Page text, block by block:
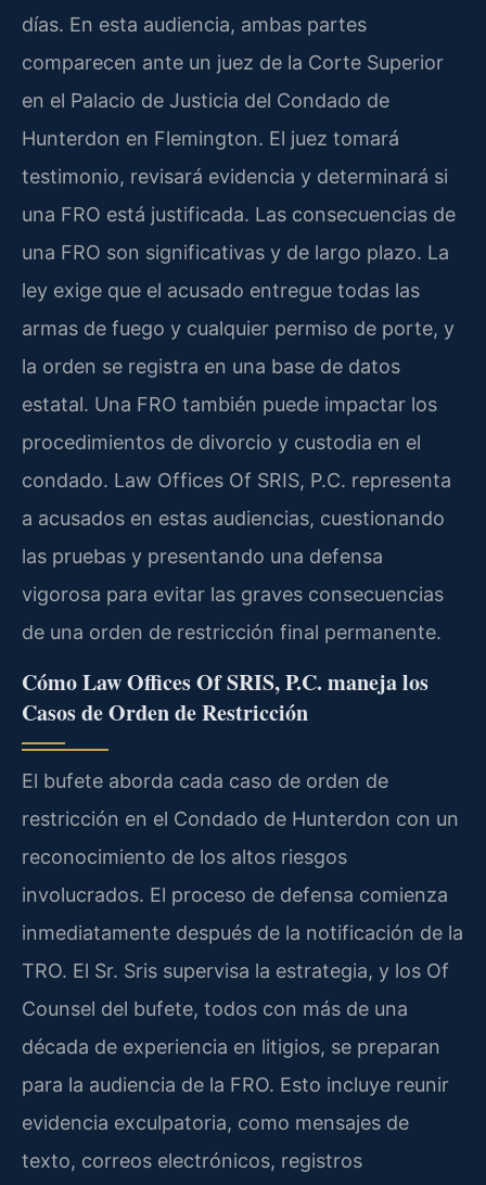
días. En esta audiencia, ambas partes
comparecen ante un juez de la Corte Superior
en el Palacio de Justicia del Condado de
Hunterdon en Flemington. El juez tomará
testimonio, revisará evidencia y determinará si
una FRO está justificada. Las consecuencias de
una FRO son significativas y de largo plazo. La
ley exige que el acusado entregue todas las
armas de fuego y cualquier permiso de porte, y
la orden se registra en una base de datos
estatal. Una FRO también puede impactar los
procedimientos de divorcio y custodia en el
condado. Law Offices Of SRIS, P.C. representa
a acusados en estas audiencias, cuestionando
las pruebas y presentando una defensa
vigorosa para evitar las graves consecuencias
de una orden de restricción final permanente.
Cómo Law Offices Of SRIS, P.C. maneja los
Casos de Orden de Restricción
El bufete aborda cada caso de orden de
restricción en el Condado de Hunterdon con un
reconocimiento de los altos riesgos
involucrados. El proceso de defensa comienza
inmediatamente después de la notificación de la
TRO. El Sr. Sris supervisa la estrategia, y los Of
Counsel del bufete, todos con más de una
década de experiencia en litigios, se preparan
para la audiencia de la FRO. Esto incluye reunir
evidencia exculpatoria, como mensajes de
texto, correos electrónicos, registros